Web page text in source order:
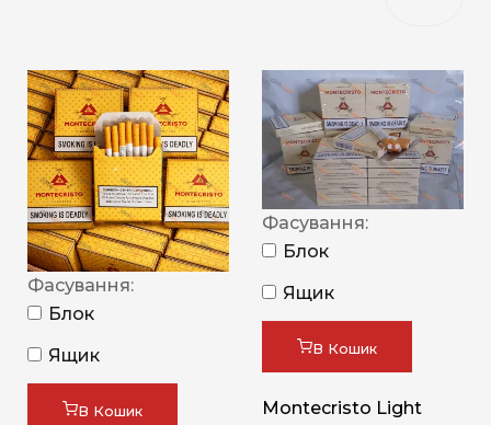
Фасування:
Блок
Ящик
В Кошик
Фасування:
Блок
Ящик
В Кошик
Montecristo Light